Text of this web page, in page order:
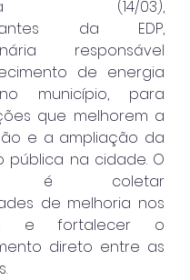
(14/03),
da EDP,
responsável
de energia
município, para
que melhorem a
e a ampliação da
pública na cidade. O
é coletar
de melhoria nos
e fortalecer o
direto entre as